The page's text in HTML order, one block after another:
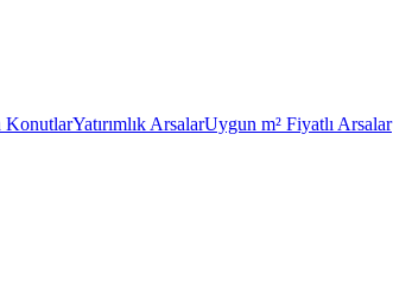
KonutlarYatırımlık ArsalarUygun m² Fiyatlı Arsalar